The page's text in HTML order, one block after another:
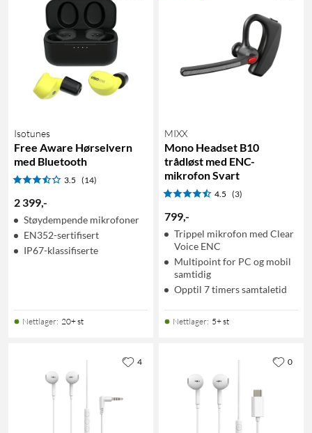
Isotunes
Free Aware Hørselvern
med Bluetooth
3.5 (14)
2 399,-
Støydempende mikrofoner
EN352-sertifisert
IP67-klassifiserte
Nettlager: 20+ st
MIXX
Mono Headset B10
trådløst med ENC-
mikrofon Svart
4.5 (3)
799,-
Trippel mikrofon med Clear
Voice ENC
Multipoint for PC og mobil
samtidig
Opptil 7 timers samtaletid
Nettlager: 5+ st
4 0